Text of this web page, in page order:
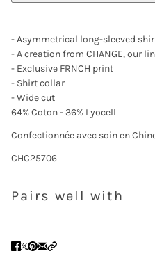
- Asymmetrical long-sleeved
- A creation from CHANGE, our
- Exclusive FRNCH print
- Shirt collar
- Wide cut
64% Coton - 36% Lyocell
Confectionnée avec soin en
CHC25706
Pairs well with